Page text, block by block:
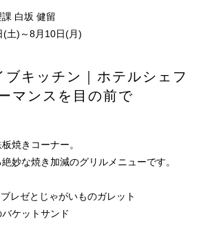
白坂 健留
(土)～8月10日(月)
ブキッチン｜ホテルシェフ
マンスを目の前で
焼きコーナー。
妙な焼き加減のグリルメニューです。
レゼとじゃがいものガレット
トサンド
銀明翠 博多
TEL 092-482-1174
利用で、ご不明な点がございましたらお
気軽にご相談下さい。